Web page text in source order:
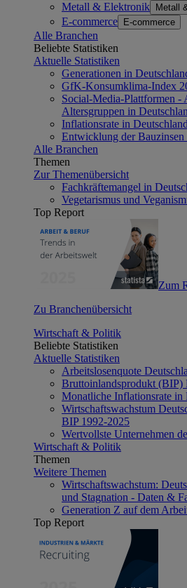
Metall & Elektronik Metall
E-commerce E-commerce
Alle Branchen
Beliebte Statistiken
Aktuelle Statistiken
Generationen in
GfK-Konsumklima-Index
Social-Media-Plattformen -
Altersgruppen in
Inflationsrate in
Entwicklung der
Alle Branchen
Themen
Zur Themenübersicht
Fachkräftemangel in
Vegetarismus und
Top Report
Zum
Zu Branchenübersicht
Wirtschaft & Politik
Beliebte Statistiken
Aktuelle Statistiken
Arbeitslosenquote
Bruttoinlandsprodukt (BIP)
Monatliche Inflationsrate in
Wirtschaftswachstum
BIP 1992-2025
Wertvollste Unternehmen
Wirtschaft & Politik
Themen
Weitere Themen
Wirtschaftswachstum:
und Stagnation - Daten &
Generation Z auf dem
Top Report